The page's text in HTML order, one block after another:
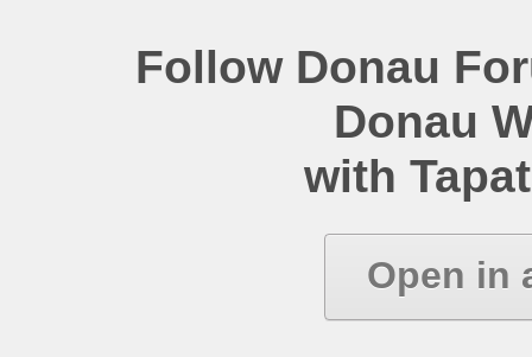
Follow Donau
Donau
with
Open in